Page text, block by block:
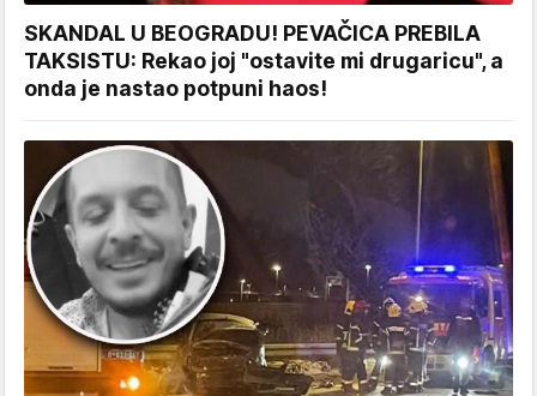
SKANDAL U BEOGRADU! PEVAČICA PREBILA
TAKSISTU: Rekao joj "ostavite mi drugaricu", a
onda je nastao potpuni haos!